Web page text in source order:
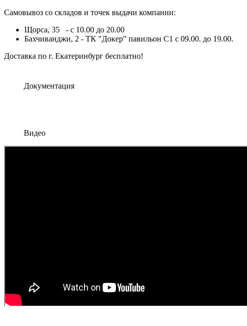
Самовывоз со складов и точек выдачи компании:
Щорса, 35 - с 10.00 до 20.00
Бахчиванджи, 2 - ТК "Докер" павильон С1 с 09.00. до 19.00.
Доставка по г. Екатеринбург бесплатно!
Документация
Видео